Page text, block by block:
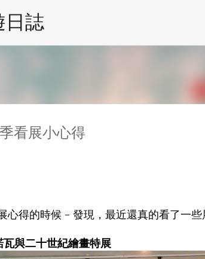
日誌
看展小心得
心得的時候 - 發現，最近還真的看了一
與二十世紀繪畫特展